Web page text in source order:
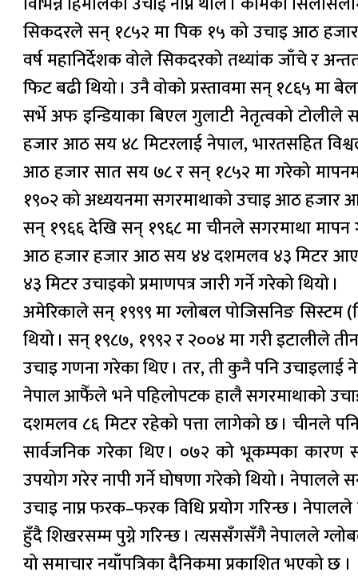
सिकदरले सन् १८५२ मा पिक १५ को उचाइ आठ हजार
वर्ष महानिर्देशक वोले सिकदरको तथ्यांक जाँचे र
फिट बढी थियो । उनै वोको प्रस्तावमा सन् १८६५ मा
सर्भे अफ इन्डियाका बिएल गुलाटी नेतृत्वको
हजार आठ सय ४८ मिटरलाई नेपाल, भारतसहित
आठ हजार सात सय ७८ र सन् १८५२ मा गरेको
१९०२ को अध्ययनमा सगरमाथाको उचाइ आठ हजार
सन् १९६६ देखि सन् १९६८ मा चीनले सगरमाथा
आठ हजार हजार आठ सय ४४ दशमलव ४३ मिटर
४३ मिटर उचाइको प्रमाणपत्र जारी गर्ने गरेको थियो ।
अमेरिकाले सन् १९९९ मा ग्लोबल पोजिसनिङ सिस्टम
थियो । सन् १९८७, १९९२ र २००४ मा गरी इटालीले
उचाइ गणना गरेका थिए । तर, ती कुनै पनि उचाइलाई
नेपाल आफैँले भने पहिलोपटक हालै सगरमाथाको
दशमलव ८६ मिटर रहेको पत्ता लागेको छ । चीनले
सार्वजनिक गरेका थिए । ०७२ को भूकम्पका कारण
उपयोग गरेर नापी गर्ने घोषणा गरेको थियो । नेपालले
उचाइ नाप्न फरक–फरक विधि प्रयोग गरिन्छ ।
हुँदै शिखरसम्म पुग्ने गरिन्छ । त्यससँगसँगै नेपालले
यो समाचार नयाँपत्रिका दैनिकमा प्रकाशित भएको छ ।